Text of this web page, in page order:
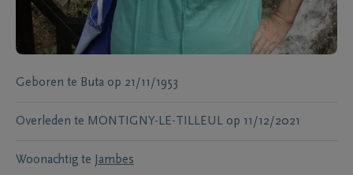
Geboren te Buta op 21/11/1953
Overleden te MONTIGNY-LE-TILLEUL op 11/12/2021
Woonachtig te Jambes